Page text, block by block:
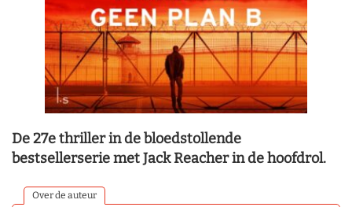
De 27e thriller in de bloedstollende
bestsellerserie met Jack Reacher in de hoofdrol.
Over de auteur